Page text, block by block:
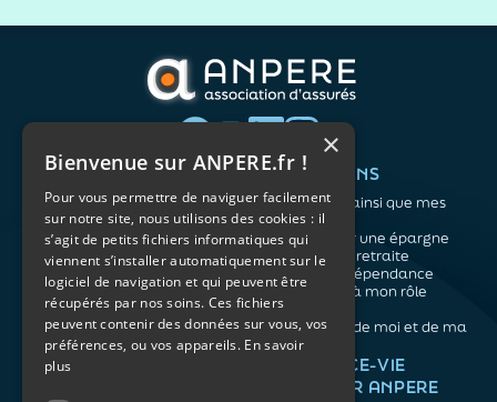
QUI SOMMES-NOUS ?
L'association
Notre organisation
L’équipe
Les atouts du contrat
associatif
VOS BESOINS
Me protéger ainsi que mes
proches
Me constituer une épargne
Préparer ma retraite
Anticiper la dépendance
Me préparer à mon rôle
d'aidant
Prendre soin de moi et de ma
santé
NOS ARTICLES
ASSURANCE-VIE
FACILE PAR ANPERE
×
Bienvenue sur ANPERE.fr !
Pour vous permettre de naviguer facilement
sur notre site, nous utilisons des cookies : il
s’agit de petits fichiers informatiques qui
viennent s’installer automatiquement sur le
logiciel de navigation et qui peuvent être
récupérés par nos soins. Ces fichiers
peuvent contenir des données sur vous, vos
préférences, ou vos appareils. En savoir
plus